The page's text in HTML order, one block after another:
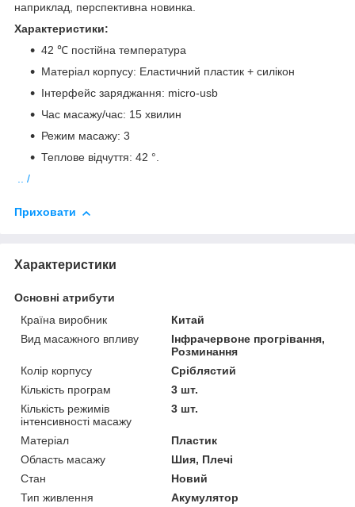
наприклад, перспективна новинка.
Характеристики:
42 ℃ постійна температура
Матеріал корпусу: Еластичний пластик + силікон
Інтерфейс заряджання: micro-usb
Час масажу/час: 15 хвилин
Режим масажу: 3
Теплове відчуття: 42 °.
.. /
Приховати
Характеристики
Основні атрибути
Країна виробник
Китай
Вид масажного впливу
Інфрачервоне прогрівання,
Розминання
Колір корпусу
Сріблястий
Кількість програм
3 шт.
Кількість режимів
інтенсивності масажу
3 шт.
Матеріал
Пластик
Область масажу
Шия, Плечі
Стан
Новий
Тип живлення
Акумулятор